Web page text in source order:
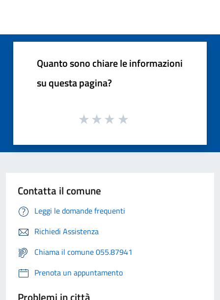
Quanto sono chiare le informazioni
su questa pagina?
Contatta il comune
Leggi le domande frequenti
Richiedi Assistenza
Chiama il comune 055.87941
Prenota un appuntamento